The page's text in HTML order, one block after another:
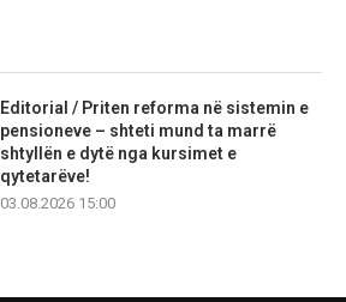
Editorial / Priten reforma në sistemin e
pensioneve – shteti mund ta marrë
shtyllën e dytë nga kursimet e
qytetarëve!
03.08.2026 15:00